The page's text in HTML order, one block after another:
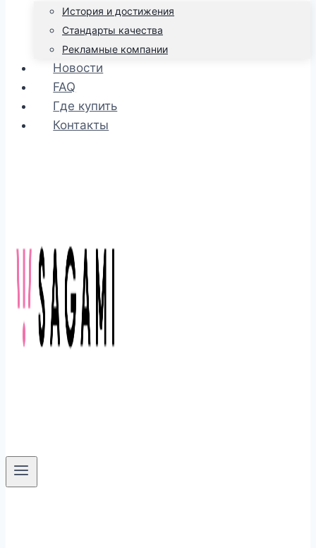
История и достижения
Стандарты качества
Рекламные компании
Новости
FAQ
Где купить
Контакты